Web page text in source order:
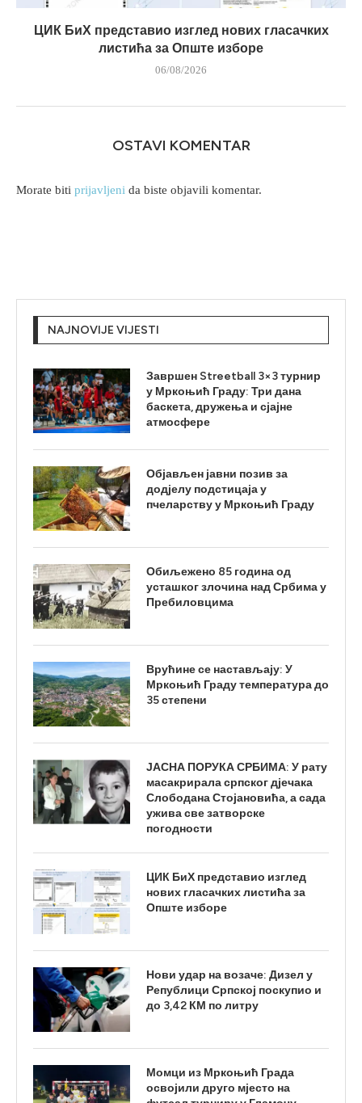
ЦИК БиХ представио изглед нових гласачких
листића за Опште изборе
06/08/2026
OSTAVI KOMENTAR
Morate biti prijavljeni da biste objavili komentar.
NAJNOVIJE VIJESTI
Завршен Streetball 3×3 турнир
у Мркоњић Граду: Три дана
баскета, дружења и сјајне
атмосфере
Објављен јавни позив за
додјелу подстицаја у
пчеларству у Мркоњић Граду
Обиљежено 85 година од
усташког злочина над Србима у
Пребиловцима
Врућине се настављају: У
Мркоњић Граду температура до
35 степени
ЈАСНА ПОРУКА СРБИМА: У рату
масакрирала српског дјечака
Слободана Стојановића, а сада
ужива све затворске
погодности
ЦИК БиХ представио изглед
нових гласачких листића за
Опште изборе
Нови удар на возаче: Дизел у
Републици Српској поскупио и
до 3,42 КМ по литру
Момци из Мркоњић Града
освојили друго мјесто на